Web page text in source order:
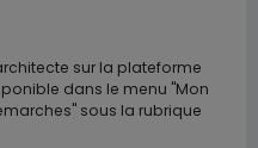
sur la plateforme
dans le menu "Mon
sous la rubrique